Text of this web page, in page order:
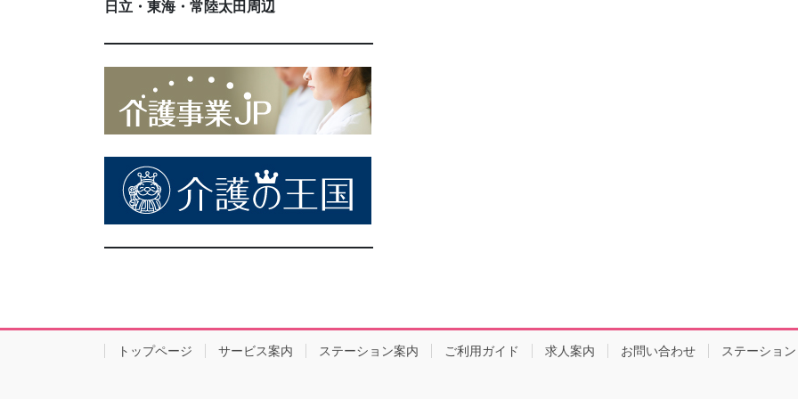
日立・東海・常陸太田周辺
トップページ サービス案内 ステーション案内 ご利用ガイド 求人案内 お問い合わせ ステーショ